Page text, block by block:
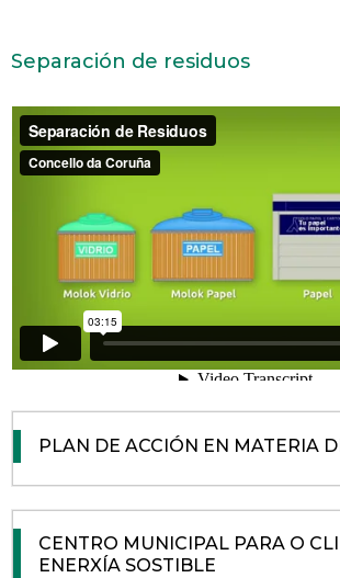
Separación de residuos
PLAN DE ACCIÓN EN MATERIA
CENTRO MUNICIPAL PARA O
ENERXÍA SOSTIBLE